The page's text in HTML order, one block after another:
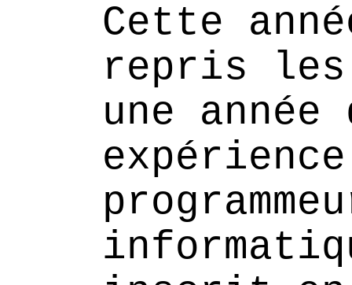
Cette
repris les
une année
expérience